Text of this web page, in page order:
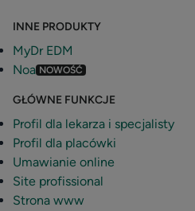
INNE PRODUKTY
MyDr EDM
Noa NOWOŚĆ
GŁÓWNE FUNKCJE
Profil dla lekarza i specjalisty
Profil dla placówki
Umawianie online
Site profissional
Strona www